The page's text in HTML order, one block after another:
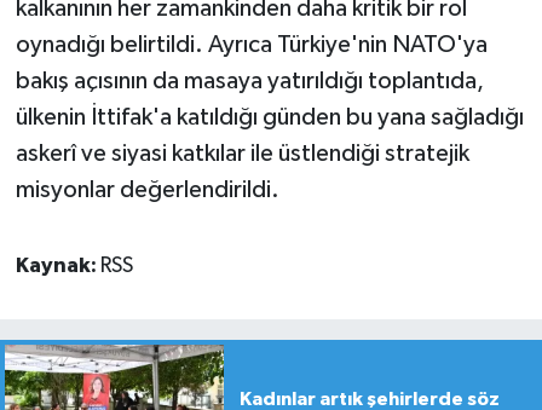
kalkanının her zamankinden daha kritik bir rol
oynadığı belirtildi. Ayrıca Türkiye'nin NATO'ya
bakış açısının da masaya yatırıldığı toplantıda,
ülkenin İttifak'a katıldığı günden bu yana sağladığı
askerî ve siyasi katkılar ile üstlendiği stratejik
misyonlar değerlendirildi.
Kaynak: RSS
Kadınlar artık şehirlerde söz